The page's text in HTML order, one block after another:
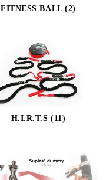
FITNESS BALL (2)
H.I.R.T.S (11)